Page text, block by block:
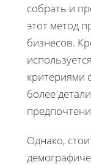
собрать и
этот метод
бизнесов.
критериями
более
Однако,